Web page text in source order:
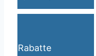
Rabatte